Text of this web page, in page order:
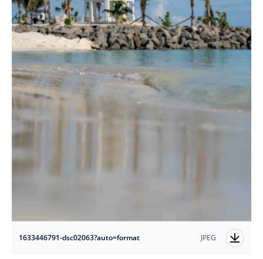
1633446791-dsc02063?auto=format JPEG